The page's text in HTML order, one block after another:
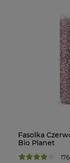
Fasolka
Bio Planet